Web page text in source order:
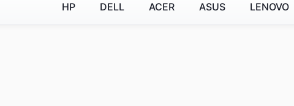
HP DELL ACER ASUS LENOVO